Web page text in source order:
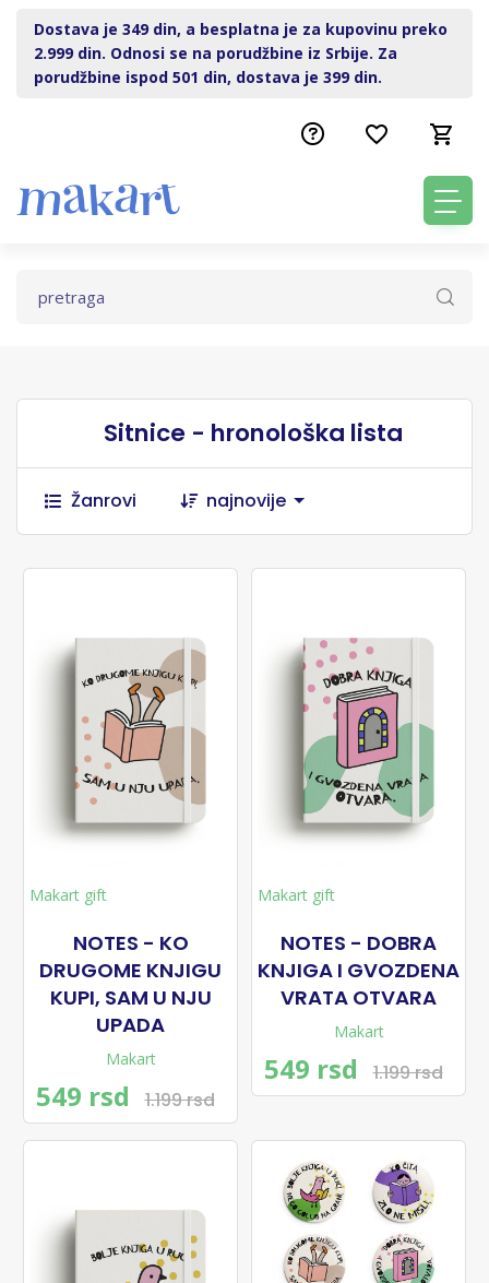
Dostava je 349 din, a besplatna je za kupovinu preko
2.999 din. Odnosi se na porudžbine iz Srbije. Za
porudžbine ispod 501 din, dostava je 399 din.
Sitnice - hronološka lista
Žanrovi najnovije
Makart gift
NOTES - KO
DRUGOME KNJIGU
KUPI, SAM U NJU
UPADA
Makart
549 rsd 1.199 rsd
Makart gift
NOTES - DOBRA
KNJIGA I GVOZDENA
VRATA OTVARA
Makart
549 rsd 1.199 rsd